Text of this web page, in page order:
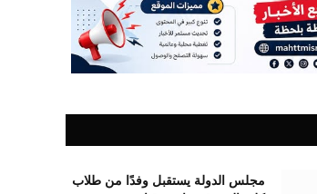
مجلس الدولة يستقبل وفدًا من طلاب